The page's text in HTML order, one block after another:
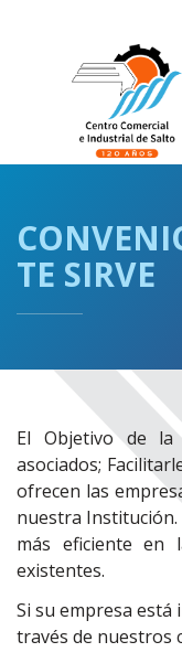
contenido
TE SIRVE
El Objetivo de la
asociados;
ofrecen las
nuestra
más eficiente en
existentes.
Si su empresa
través de nuestros